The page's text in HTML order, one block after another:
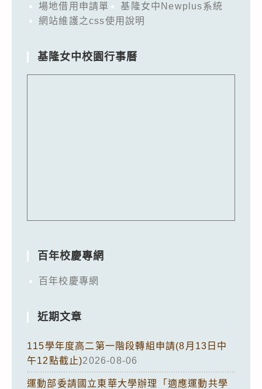
場地借用申請單
基隆女中Newplus系統
網站維護之css使用說明
基隆女中校園行事曆
百年校慶專網
百年校慶專網
近期文章
115學年度高二第一階段轉組申請(8月13日中
午12點截止)2026-08-06
運動部委請國立東華大學辦理「適應運動共學